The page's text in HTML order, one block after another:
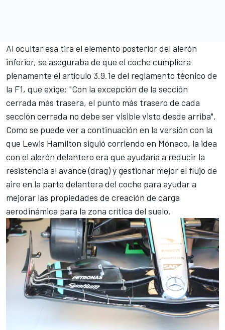
Al ocultar esa tira el elemento posterior del alerón
inferior, se aseguraba de que el coche cumpliera
plenamente el artículo 3.9.1e del reglamento técnico de
la F1, que exige: "Con la excepción de la sección
cerrada más trasera, el punto más trasero de cada
sección cerrada no debe ser visible visto desde arriba".
Como se puede ver a continuación en la versión con la
que Lewis Hamilton siguió corriendo en Mónaco, la idea
con el alerón delantero era que ayudaría a reducir la
resistencia al avance (drag) y gestionar mejor el flujo de
aire en la parte delantera del coche para ayudar a
mejorar las propiedades de creación de carga
aerodinámica para la zona crítica del suelo.